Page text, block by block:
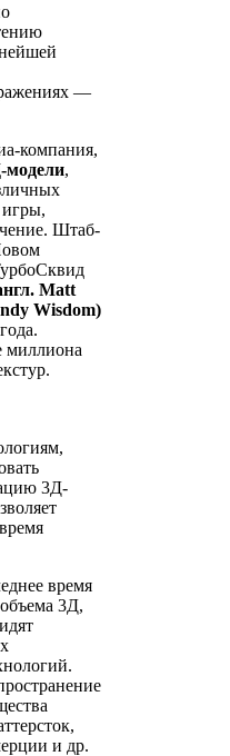
—
компания,
модели,
игры,
Штаб-
Matt
Wisdom)
миллиона
3Д-
время
3Д,
и др.